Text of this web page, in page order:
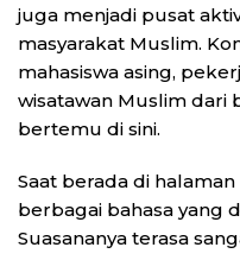
juga menjadi pusat
masyarakat Muslim.
mahasiswa asing,
wisatawan Muslim dari
bertemu di sini.
Saat berada di
berbagai bahasa yang
Suasananya terasa